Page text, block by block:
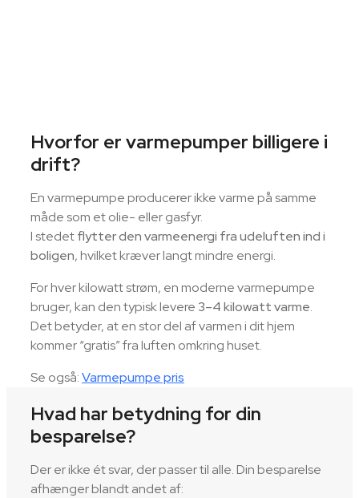
Hvorfor er varmepumper billigere i
drift?
En varmepumpe producerer ikke varme på samme
måde som et olie- eller gasfyr.
I stedetflytter den varmeenergi fra udeluften ind i
boligen, hvilket kræver langt mindre energi.
For hver kilowatt strøm, en moderne varmepumpe
bruger, kan den typisk levere 3–4 kilowatt varme.
Det betyder, at en stor del af varmen i dit hjem
kommer “gratis” fra luften omkring huset.
Se også:Varmepumpe pris
Hvad har betydning for din
besparelse?
Der er ikke ét svar, der passer til alle. Din besparelse
afhænger blandt andet af: